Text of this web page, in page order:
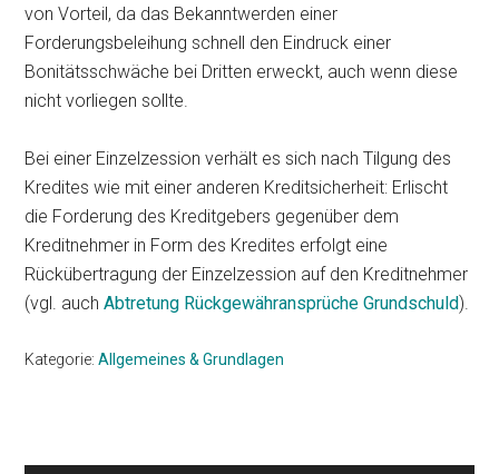
von Vorteil, da das Bekanntwerden einer
Forderungsbeleihung schnell den Eindruck einer
Bonitätsschwäche bei Dritten erweckt, auch wenn diese
nicht vorliegen sollte.
Bei einer Einzelzession verhält es sich nach Tilgung des
Kredites wie mit einer anderen Kreditsicherheit: Erlischt
die Forderung des Kreditgebers gegenüber dem
Kreditnehmer in Form des Kredites erfolgt eine
Rückübertragung der Einzelzession auf den Kreditnehmer
(vgl. auchAbtretung Rückgewähransprüche Grundschuld).
Kategorie:Allgemeines & Grundlagen